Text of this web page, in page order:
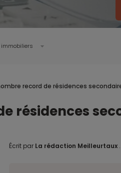
record de résidences
résidences
Écrit par La rédaction Meilleurtaux .